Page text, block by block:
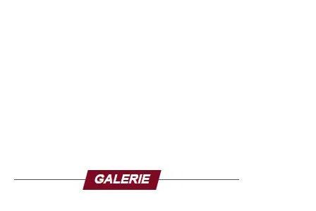
explique-t-il.